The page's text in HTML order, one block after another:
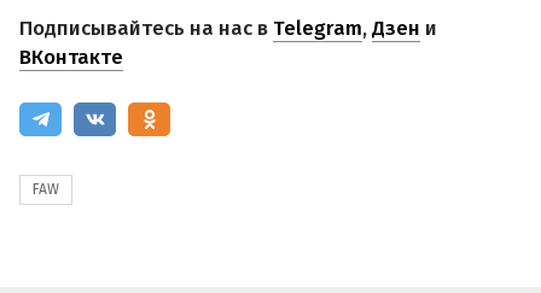
Подписывайтесь на нас в Telegram,Дзен и
ВКонтакте
FAW